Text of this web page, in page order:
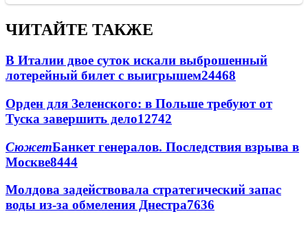
ЧИТАЙТЕ ТАКЖЕ
В Италии двое суток искали выброшенный
лотерейный билет с выигрышем24468
Орден для Зеленского: в Польше требуют от
Туска завершить дело12742
СюжетБанкет генералов. Последствия взрыва в
Москве8444
Молдова задействовала стратегический запас
воды из-за обмеления Днестра7636